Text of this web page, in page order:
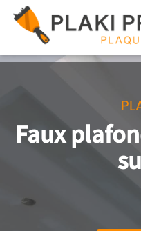
content
Faux